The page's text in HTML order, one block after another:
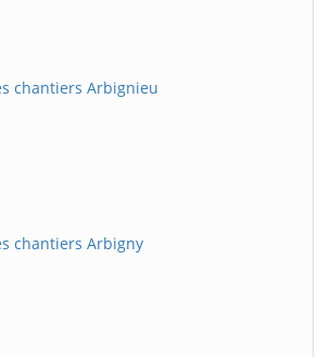
chantiers Arbignieu
chantiers Arbigny